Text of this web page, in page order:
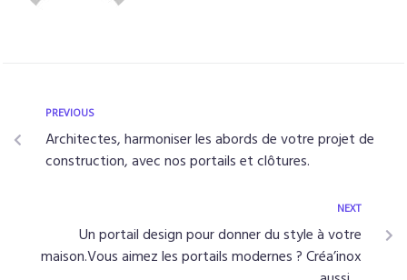
PREVIOUS
Architectes, harmoniser les abords de votre projet de
construction, avec nos portails et clôtures.
NEXT
Un portail design pour donner du style à votre
maison.Vous aimez les portails modernes ? Créa’inox